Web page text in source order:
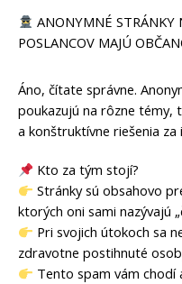
ANONYMNÉ STRÁNKY
POSLANCOV MAJÚ
Áno, čítate správne.
poukazujú na rôzne témy,
a konštruktívne riešenia
Kto za tým stojí?
Stránky sú obsahovo
ktorých oni sami nazývajú
Pri svojich útokoch sa
zdravotne postihnuté
Tento spam vám chodí